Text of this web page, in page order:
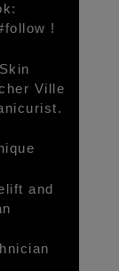
!
Ville
and